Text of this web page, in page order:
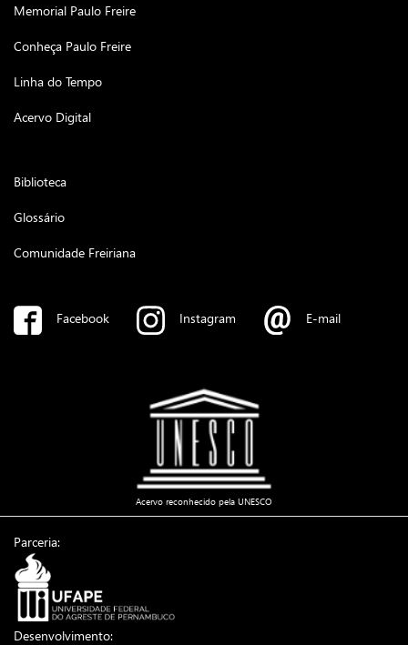
Memorial Paulo Freire
Conheça Paulo Freire
Linha do Tempo
Acervo Digital
Biblioteca
Glossário
Comunidade Freiriana
Facebook Instagram E-mail
Acervo reconhecido pela UNESCO
Parceria:
Desenvolvimento: